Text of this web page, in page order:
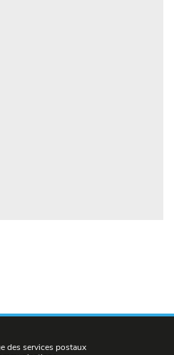
des services postaux